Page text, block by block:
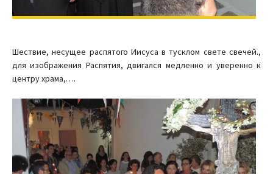
Шествие, несущее распятого Иисуса в тусклом свете свечей.,
для изображения Распятия, двигался медленно и уверенно к
центру храма,….